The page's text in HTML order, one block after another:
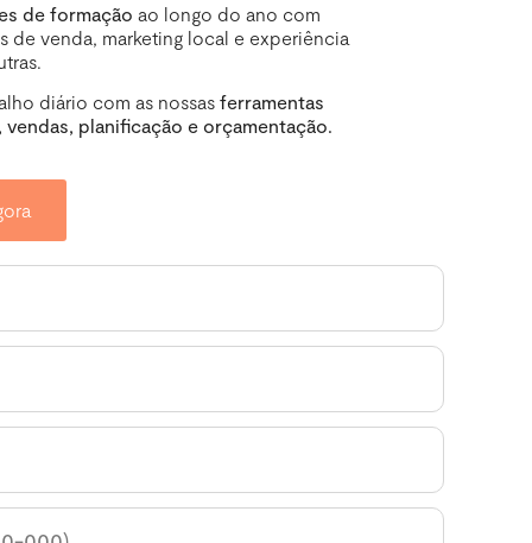
de formação ao longo do ano com
de venda, marketing local e experiência
diário com as nossas ferramentas
planificação e orçamentação.